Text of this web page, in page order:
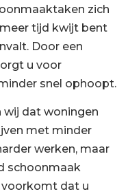
zich
tijd kwijt bent
Door een
u voor
snel ophoopt.
wij dat woningen
met minder
werken, maar
schoonmaak
voorkomt dat u